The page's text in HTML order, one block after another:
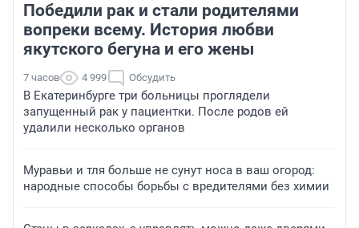
Победили рак и стали родителями
вопреки всему. История любви
якутского бегуна и его жены
7 часов 4 999 Обсудить
В Екатеринбурге три больницы проглядели
запущенный рак у пациентки. После родов ей
удалили несколько органов
Муравьи и тля больше не сунут носа в ваш огород:
народные способы борьбы с вредителями без химии